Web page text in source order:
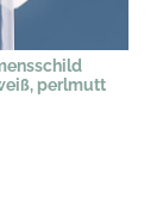
perlmutt